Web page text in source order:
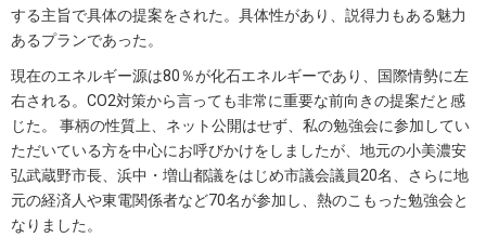
する主旨で具体の提案をされた。具体性があり、説得力もある魅力
あるプランであった。
現在のエネルギー源は80％が化石エネルギーであり、国際情勢に左
右される。CO2対策から言っても非常に重要な前向きの提案だと感
じた。 事柄の性質上、ネット公開はせず、私の勉強会に参加してい
ただいている方を中心にお呼びかけをしましたが、地元の小美濃安
弘武蔵野市長、浜中・増山都議をはじめ市議会議員20名、さらに地
元の経済人や東電関係者など70名が参加し、熱のこもった勉強会と
なりました。